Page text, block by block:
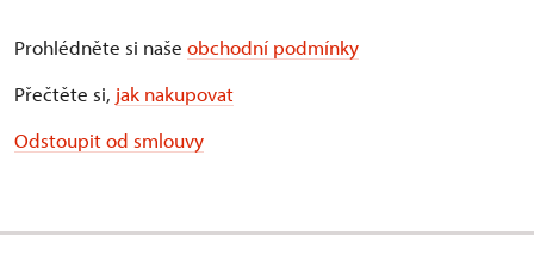
Prohlédněte si naše obchodní podmínky
Přečtěte si, jak nakupovat
Odstoupit od smlouvy